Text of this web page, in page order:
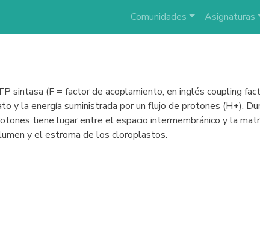
Comunidades Asignaturas
sintasa (F = factor de acoplamiento, en inglés coupling
y la energía suministrada por un flujo de protones (H+).
tiene lugar entre el espacio intermembránico y la
y el estroma de los cloroplastos.